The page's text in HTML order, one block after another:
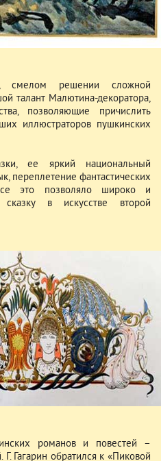
смелом решении сложной
талант Малютина-декоратора,
позволяющие причислить
иллюстраторов пушкинских
ее яркий национальный
переплетение фантастических
это позволяло широко и
сказку в искусстве второй
романов и повестей –
Гагарин обратился к «Пиковой